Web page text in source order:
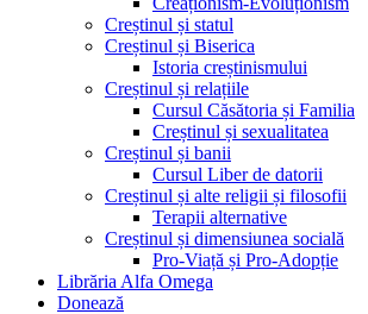
Creștinul și statul
Creștinul și Biserica
Istoria creștinismului
Creștinul și relațiile
Cursul Căsătoria și Familia
Creștinul și sexualitatea
Creștinul și banii
Cursul Liber de datorii
Creștinul și alte religii și filosofii
Terapii alternative
Creștinul și dimensiunea socială
Pro-Viață și Pro-Adopție
Librăria Alfa Omega
Donează